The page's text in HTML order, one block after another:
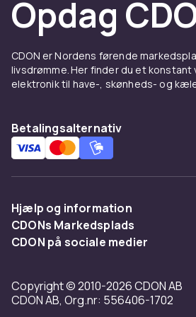
Opdag
CDON er Nordens førende
livsdrømme. Her finder du et
elektronik til have-, skønheds- og
Betalingsalternativ
Hjælp og information
Ofte stillede spørgsmål
Fortryd & returner her
CDONs Markedsplads
Merchant Help Center
CDON på sociale medier
Copyright © 2010-2026 CDON AB
CDON AB, Org.nr: 556406-1702